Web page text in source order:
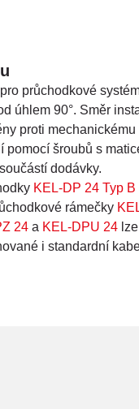
průchodkové
úhlem 90°. Směr
proti
pomocí šroubů s
dodávky.
KEL-DP 24 Typ B
rámečky
24 a KEL-DPU 24
i standardní